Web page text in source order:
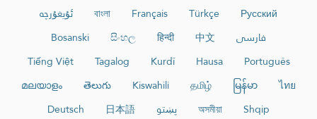
ئۇيغۇرچە
বাংলা Français Türkçe
Русский
Bosanski
සිංහල हिन्दी 中文
فارسی
Tiếng Việt
Tagalog Kurdî Hausa
Português
മലയാളം
తెలుగు Kiswahili தமிழ் မြန်မာ
ไทย
Deutsch
日本語 پښتو অসমীয়া
Shqip